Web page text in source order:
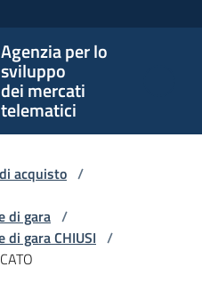
Agenzia per lo
sviluppo
dei mercati
telematici
acquisto /
di gara /
gara CHIUSI /